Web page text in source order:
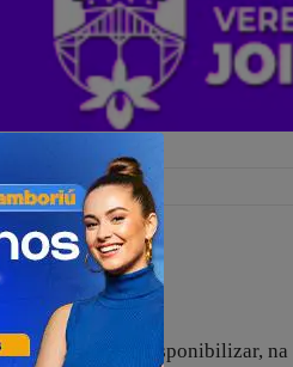
que vai disponibilizar, na